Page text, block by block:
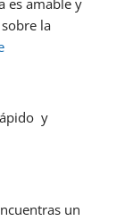
es amable y
la
y
un